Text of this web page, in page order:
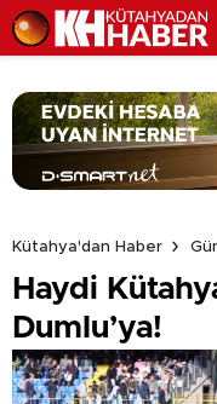
Kütahya'dan Haber
Haydi
Dumlu’ya!